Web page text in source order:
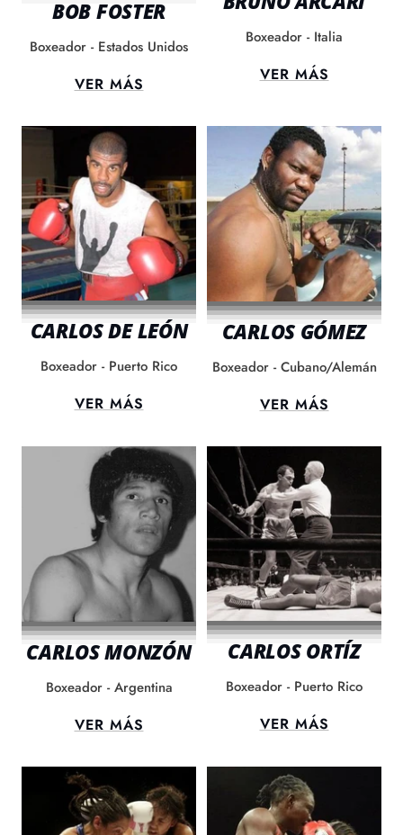
BOB FOSTER
Boxeador - Estados Unidos
VER MÁS
Boxeador - Italia
VER MÁS
CARLOS DE LEÓN
Boxeador - Puerto Rico
VER MÁS
CARLOS GÓMEZ
Boxeador - Cubano/Alemán
VER MÁS
CARLOS MONZÓN
Boxeador - Argentina
VER MÁS
CARLOS ORTÍZ
Boxeador - Puerto Rico
VER MÁS